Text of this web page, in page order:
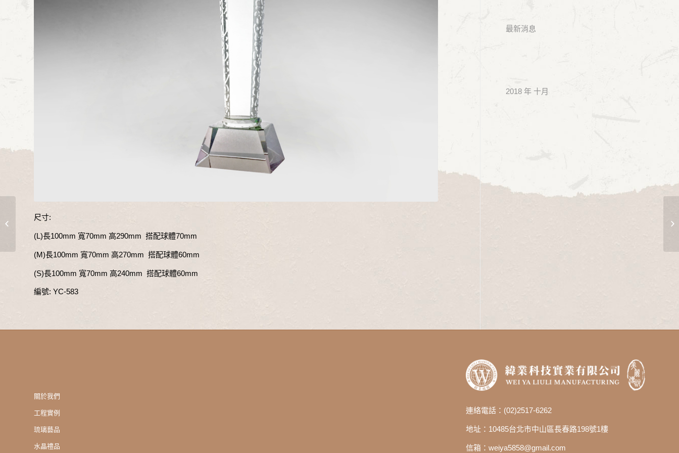
尺寸:
(L)長100mm 寬70mm 高290mm 搭配球體70mm
(M)長100mm 寬70mm 高270mm 搭配球體60mm
(S)長100mm 寬70mm 高240mm 搭配球體60mm
編號: YC-583
最新消息
2018 年 十月
關於我們
工程實例
琉璃藝品
水晶禮品
連絡電話：(02)2517-6262
地址：10485台北市中山區長春路198號1樓
信箱：weiya5858@gmail.com